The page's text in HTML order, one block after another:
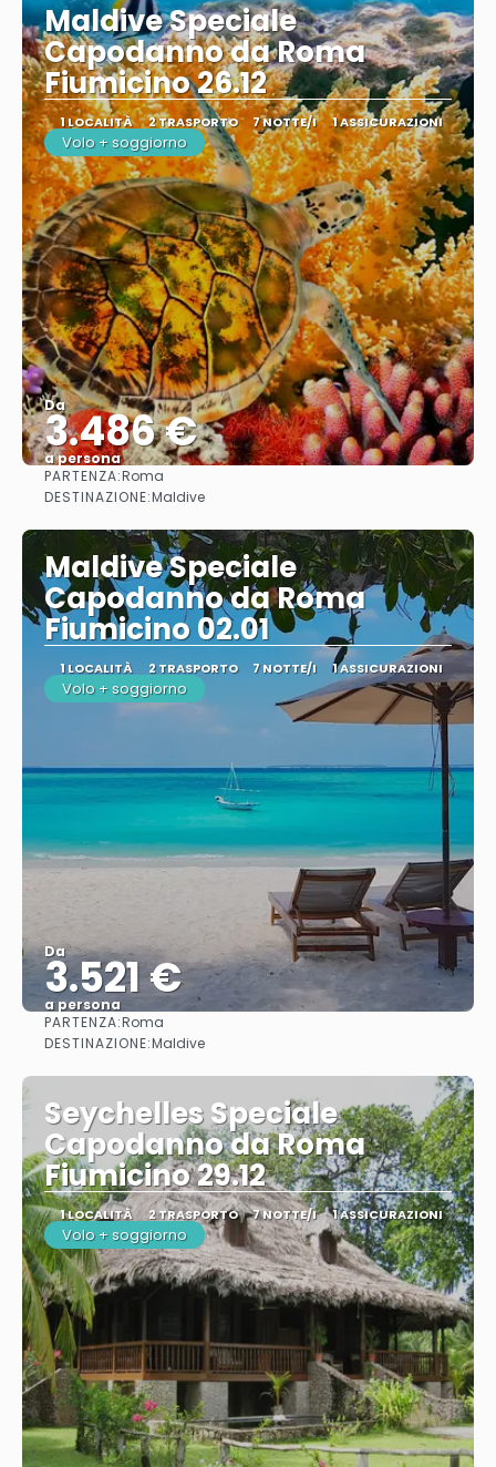
Maldive Speciale
Capodanno da Roma
Fiumicino 26.12
1 LOCALITÀ 2 TRASPORTO 7 NOTTE/I 1 ASSICURAZIONI
Volo + soggiorno
Da
3.486 €
a persona
PARTENZA:Roma
DESTINAZIONE:Maldive
Maldive Speciale
Capodanno da Roma
Fiumicino 02.01
1 LOCALITÀ 2 TRASPORTO 7 NOTTE/I 1 ASSICURAZIONI
Volo + soggiorno
Da
3.521 €
a persona
PARTENZA:Roma
DESTINAZIONE:Maldive
Seychelles Speciale
Capodanno da Roma
Fiumicino 29.12
1 LOCALITÀ 2 TRASPORTO 7 NOTTE/I 1 ASSICURAZIONI
Volo + soggiorno